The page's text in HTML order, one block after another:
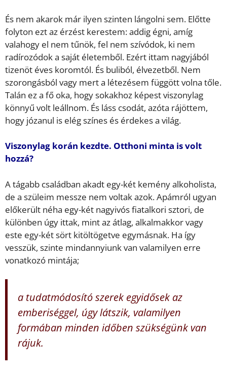
És nem akarok már ilyen szinten lángolni sem. Előtte
folyton ezt az érzést kerestem: addig égni, amíg
valahogy el nem tűnök, fel nem szívódok, ki nem
radírozódok a saját életemből. Ezért ittam nagyjából
tizenöt éves koromtól. És buliból, élvezetből. Nem
szorongásból vagy mert a létezésem függött volna tőle.
Talán ez a fő oka, hogy sokakhoz képest viszonylag
könnyű volt leállnom. És láss csodát, azóta rájöttem,
hogy józanul is elég színes és érdekes a világ.
Viszonylag korán kezdte. Otthoni minta is volt
hozzá?
A tágabb családban akadt egy-két kemény alkoholista,
de a szüleim messze nem voltak azok. Apámról ugyan
előkerült néha egy-két nagyivós fiatalkori sztori, de
különben úgy ittak, mint az átlag, alkalmakkor vagy
este egy-két sört kitöltögetve egymásnak. Ha így
vesszük, szinte mindannyiunk van valamilyen erre
vonatkozó mintája;
a tudatmódosító szerek egyidősek az
emberiséggel, úgy látszik, valamilyen
formában minden időben szükségünk van
rájuk.